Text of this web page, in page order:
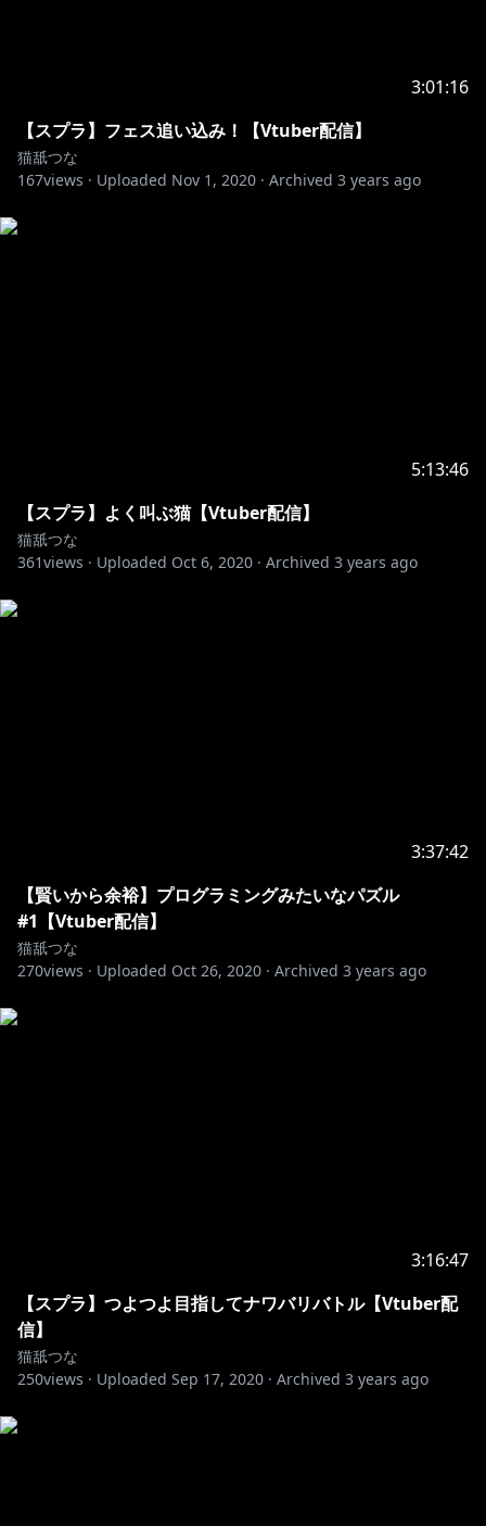
3:01:16
【スプラ】フェス追い込み！【Vtuber配信】
猫舐つな
167views · Uploaded Nov 1, 2020 · Archived 3 years ago
5:13:46
【スプラ】よく叫ぶ猫【Vtuber配信】
猫舐つな
361views · Uploaded Oct 6, 2020 · Archived 3 years ago
3:37:42
【賢いから余裕】プログラミングみたいなパズル
#1【Vtuber配信】
猫舐つな
270views · Uploaded Oct 26, 2020 · Archived 3 years ago
3:16:47
【スプラ】つよつよ目指してナワバリバトル【Vtuber配
信】
猫舐つな
250views · Uploaded Sep 17, 2020 · Archived 3 years ago